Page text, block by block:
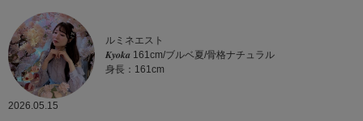
ルミネエスト
𝑲𝒚𝒐𝒌𝒂 161cm/ブルベ夏/骨格ナチュラル
身長：161cm
2026.05.15